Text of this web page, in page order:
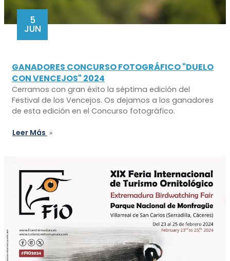
5
JUN
GANADORES CONCURSO FOTOGRÁFICO "DUELO
CON VENCEJOS" 2024
Cerramos con gran éxito la séptima edición del
Festival de los Vencejos. Os dejamos a los ganadores
de esta edición en el Concurso fotográfico.
Leer Más